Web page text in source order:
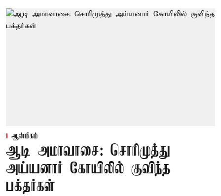
ஆன்மிகம்
ஆடி அமாவாசை: சொரிமுத்து
அய்யனார் கோயிலில் குவிந்த
பக்தர்கள்